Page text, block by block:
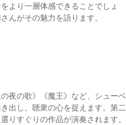
より一層体感できることでしょ
んがその魅力を語ります。
夜の歌》《魔王》など、シューベ
出し、聴衆の心を捉えます。第二
りすぐりの作品が演奏されます。